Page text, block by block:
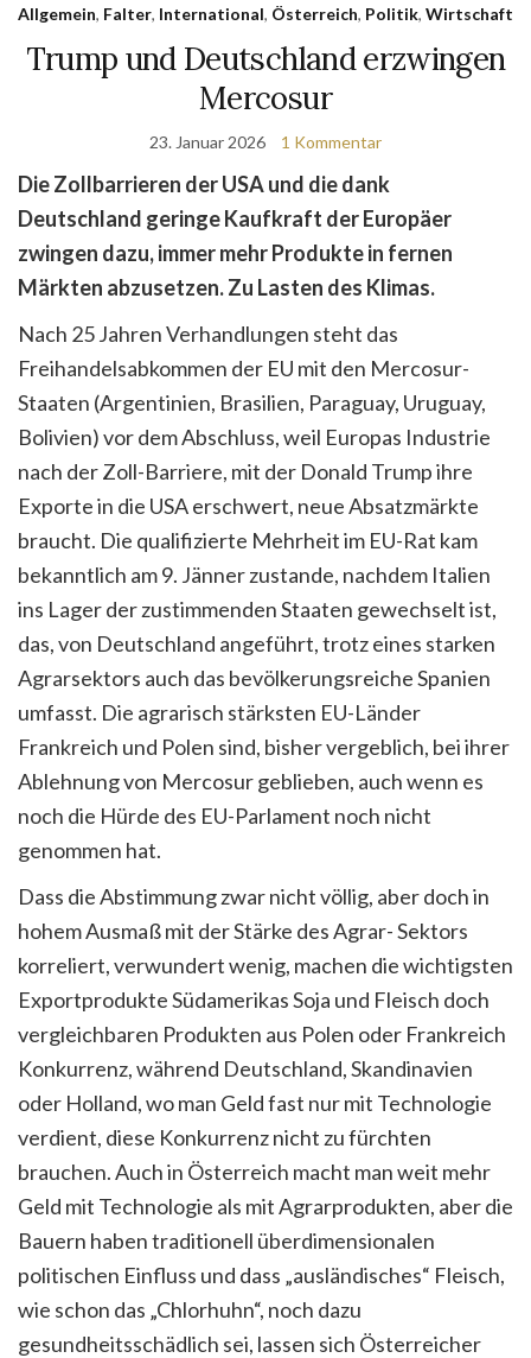
Allgemein, Falter, International, Österreich, Politik, Wirtschaft
Trump und Deutschland erzwingen
Mercosur
23. Januar 2026 1 Kommentar
Die Zollbarrieren der USA und die dank
Deutschland geringe Kaufkraft der Europäer
zwingen dazu, immer mehr Produkte in fernen
Märkten abzusetzen. Zu Lasten des Klimas.
Nach 25 Jahren Verhandlungen steht das
Freihandelsabkommen der EU mit den Mercosur-
Staaten (Argentinien, Brasilien, Paraguay, Uruguay,
Bolivien) vor dem Abschluss, weil Europas Industrie
nach der Zoll-Barriere, mit der Donald Trump ihre
Exporte in die USA erschwert, neue Absatzmärkte
braucht. Die qualifizierte Mehrheit im EU-Rat kam
bekanntlich am 9. Jänner zustande, nachdem Italien
ins Lager der zustimmenden Staaten gewechselt ist,
das, von Deutschland angeführt, trotz eines starken
Agrarsektors auch das bevölkerungsreiche Spanien
umfasst. Die agrarisch stärksten EU-Länder
Frankreich und Polen sind, bisher vergeblich, bei ihrer
Ablehnung von Mercosur geblieben, auch wenn es
noch die Hürde des EU-Parlament noch nicht
genommen hat.
Dass die Abstimmung zwar nicht völlig, aber doch in
hohem Ausmaß mit der Stärke des Agrar- Sektors
korreliert, verwundert wenig, machen die wichtigsten
Exportprodukte Südamerikas Soja und Fleisch doch
vergleichbaren Produkten aus Polen oder Frankreich
Konkurrenz, während Deutschland, Skandinavien
oder Holland, wo man Geld fast nur mit Technologie
verdient, diese Konkurrenz nicht zu fürchten
brauchen. Auch in Österreich macht man weit mehr
Geld mit Technologie als mit Agrarprodukten, aber die
Bauern haben traditionell überdimensionalen
politischen Einfluss und dass „ausländisches“ Fleisch,
wie schon das „Chlorhuhn“, noch dazu
gesundheitsschädlich sei, lassen sich Österreicher